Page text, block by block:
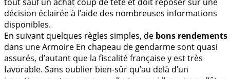
décision éclairée à l’aide des nombreuses informations
disponibles.
En suivant quelques règles simples, de bons rendements
dans une Armoire En chapeau de gendarme sont quasi
assurés, d’autant que la fiscalité française y est très
favorable. Sans oublier bien-sûr qu’au delà d’un